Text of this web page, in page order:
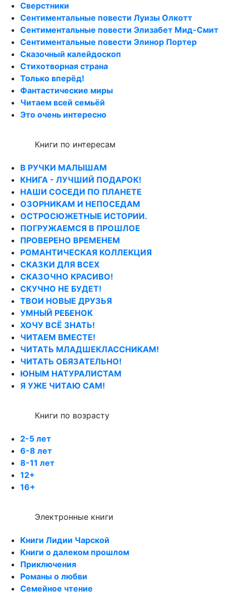
Сверстники
Сентиментальные повести Луизы Олкотт
Сентиментальные повести Элизабет Мид-Смит
Сентиментальные повести Элинор Портер
Сказочный калейдоскоп
Стихотворная страна
Только вперёд!
Фантастические миры
Читаем всей семьёй
Это очень интересно
Книги по интересам
В РУЧКИ МАЛЫШАМ
КНИГА - ЛУЧШИЙ ПОДАРОК!
НАШИ СОСЕДИ ПО ПЛАНЕТЕ
ОЗОРНИКАМ И НЕПОСЕДАМ
ОСТРОСЮЖЕТНЫЕ ИСТОРИИ.
ПОГРУЖАЕМСЯ В ПРОШЛОЕ
ПРОВЕРЕНО ВРЕМЕНЕМ
РОМАНТИЧЕСКАЯ КОЛЛЕКЦИЯ
СКАЗКИ ДЛЯ ВСЕХ
СКАЗОЧНО КРАСИВО!
СКУЧНО НЕ БУДЕТ!
ТВОИ НОВЫЕ ДРУЗЬЯ
УМНЫЙ РЕБЕНОК
ХОЧУ ВСЁ ЗНАТЬ!
ЧИТАЕМ ВМЕСТЕ!
ЧИТАТЬ МЛАДШЕКЛАССНИКАМ!
ЧИТАТЬ ОБЯЗАТЕЛЬНО!
ЮНЫМ НАТУРАЛИСТАМ
Я УЖЕ ЧИТАЮ САМ!
Книги по возрасту
2-5 лет
6-8 лет
8-11 лет
12+
16+
Электронные книги
Книги Лидии Чарской
Книги о далеком прошлом
Приключения
Романы о любви
Семейное чтение